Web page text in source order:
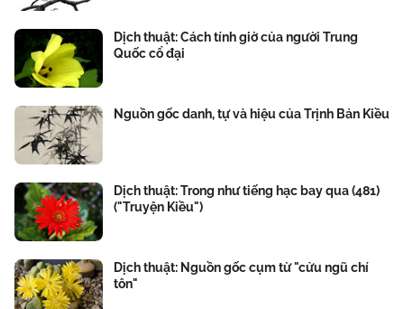
Dịch thuật: Cách tính giờ của người Trung
Quốc cổ đại
Nguồn gốc danh, tự và hiệu của Trịnh Bản Kiều
Dịch thuật: Trong như tiếng hạc bay qua (481)
("Truyện Kiều")
Dịch thuật: Nguồn gốc cụm từ "cửu ngũ chí
tôn"